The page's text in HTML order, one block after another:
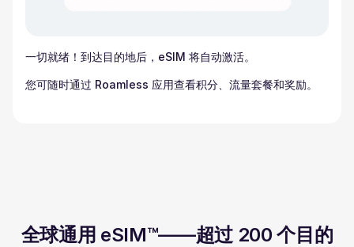
一切就绪！到达目的地后，eSIM 将自动激活。
您可随时通过 Roamless 应用查看积分、流量套餐和奖励。
全球通用 eSIM™——超过 200 个目的